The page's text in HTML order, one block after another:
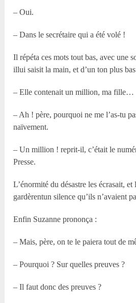
– Oui.
– Dans le secrétaire qui a été volé !
Il répéta ces mots tout bas, avec une
illui saisit la main, et d’un ton plus
– Elle contenait un million, ma fille…
– Ah ! père, pourquoi ne me l’as-tu
naïvement.
– Un million ! reprit-il, c’était le
Presse.
L’énormité du désastre les écrasait,
gardèrentun silence qu’ils n’avaient
Enfin Suzanne prononça :
– Mais, père, on te le paiera tout de
– Pourquoi ? Sur quelles preuves ?
– Il faut donc des preuves ?